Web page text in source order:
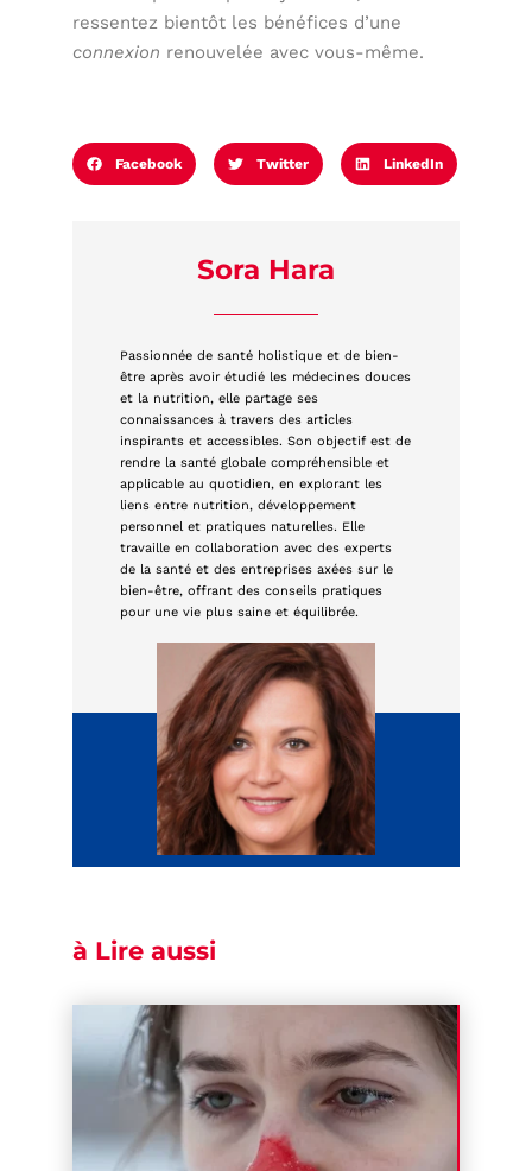
ressentez bientôt les bénéfices d’une
connexion renouvelée avec vous-même.
Facebook Twitter LinkedIn
Sora Hara
Passionnée de santé holistique et de bien-
être après avoir étudié les médecines douces
et la nutrition, elle partage ses
connaissances à travers des articles
inspirants et accessibles. Son objectif est de
rendre la santé globale compréhensible et
applicable au quotidien, en explorant les
liens entre nutrition, développement
personnel et pratiques naturelles. Elle
travaille en collaboration avec des experts
de la santé et des entreprises axées sur le
bien-être, offrant des conseils pratiques
pour une vie plus saine et équilibrée.
à Lire aussi